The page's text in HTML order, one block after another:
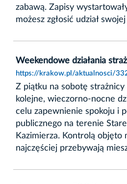
zabawą. Zapisy
możesz zgłosić udział
Weekendowe działania
https://krakow.pl/aktualnosci/
Z piątku na sobotę
kolejne, wieczorno-nocne
celu zapewnienie spokoju i
publicznego na terenie
Kazimierza. Kontrolą objęto
najczęściej przebywają